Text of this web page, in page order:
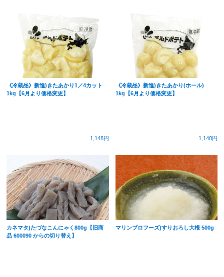
《冷蔵品》新進)きたあかり1／4カット
1kg【6月より価格変更】
1,148円
《冷蔵品》新進)きたあかり(ホール)
1kg【6月より価格変更】
1,148円
カネマタ)たづなこんにゃく800g【旧商
品 600090 からの切り替え】
マリンプロフーズ)すりおろし大根 500g